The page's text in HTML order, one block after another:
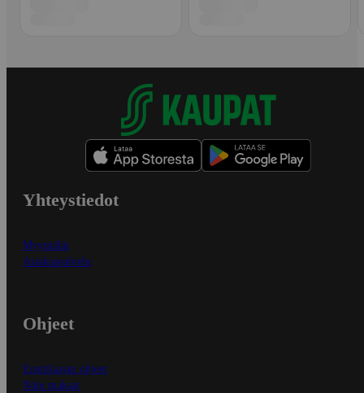
Yhteystiedot
Myymälät
Asiakaspalvelu
Ohjeet
Ensitilaajan ohjeet
Näin maksat